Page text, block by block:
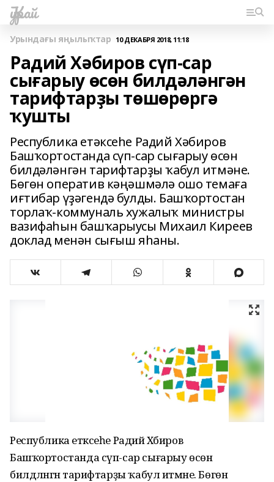
Ҡурай
Урындағы яңылыҡтар 10 ДЕКАБРЯ 2018, 11:18
Радий Хәбиров сүп-сар
сығарыу өсөн билдәләнгән
тарифтарҙы төшөрөргә
ҡушты
Республика етәксеһе Радий Хәбиров
Башҡортостанда сүп-сар сығарыу өсөн
билдәләнгән тарифтарҙы ҡабул итмәне.
Бөгөн оператив кәңәшмәлә ошо темаға
иғтибар үҙәгендә булды. Башҡортостан
торлаҡ-коммуналь хужалыҡ министры
вазифаһын башҡарыусы Михаил Киреев
доклад менән сығыш яһаны.
Республика етәксеһе Радий Хәбиров
Башҡортостанда сүп-сар сығарыу өсөн
билдәләнгән тарифтарҙы ҡабул итмәне. Бөгөн